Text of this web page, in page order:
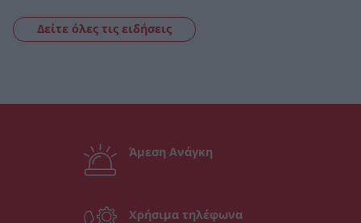
Δείτε όλες τις ειδήσεις
Άμεση Ανάγκη
Χρήσιμα τηλέφωνα